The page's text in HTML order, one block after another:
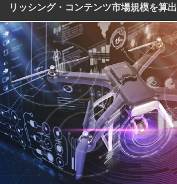
リッシング・コンテンツ市場規模を算出